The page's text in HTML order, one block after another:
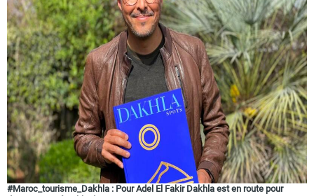
#Maroc_tourisme_Dakhla : Pour Adel El Fakir Dakhla est en route pour